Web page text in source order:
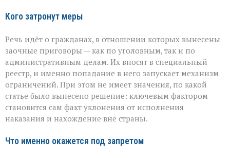
Кого затронут меры
Речь идёт о гражданах, в отношении которых вынесены
заочные приговоры — как по уголовным, так и по
административным делам. Их вносят в специальный
реестр, и именно попадание в него запускает механизм
ограничений. При этом не имеет значения, по какой
статье было вынесено решение: ключевым фактором
становится сам факт уклонения от исполнения
наказания и нахождение вне страны.
Что именно окажется под запретом